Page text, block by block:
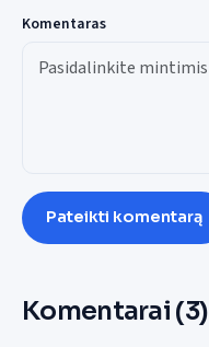
Komentaras
Pateikti komentarą
Komentarai (3)